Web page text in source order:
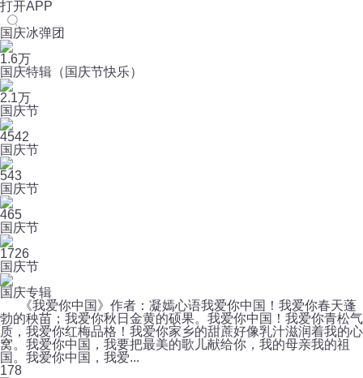
打开APP
国庆冰弹团
1.6万
国庆特辑（国庆节快乐）
2.1万
国庆节
4542
国庆节
543
国庆节
465
国庆节
1726
国庆节
国庆专辑
《我爱你中国》作者：凝嫣心语我爱你中国！我爱你春天蓬
勃的秧苗；我爱你秋日金黄的硕果。我爱你中国！我爱你青松气
质，我爱你红梅品格！我爱你家乡的甜蔗好像乳汁滋润着我的心
窝。我爱你中国，我要把最美的歌儿献给你，我的母亲我的祖
国。我爱你中国，我爱...
178